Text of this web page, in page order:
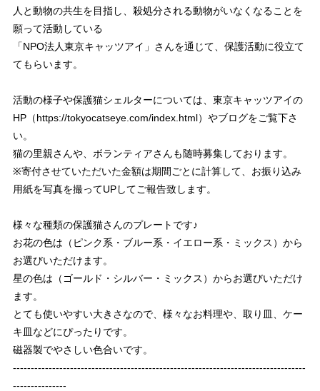
人と動物の共生を目指し、殺処分される動物がいなくなることを
願って活動している
「NPO法人東京キャッツアイ」さんを通じて、保護活動に役立て
てもらいます。
活動の様子や保護猫シェルターについては、東京キャッツアイの
HP（https://tokyocatseye.com/index.html）やブログをご覧下さ
い。
猫の里親さんや、ボランティアさんも随時募集しております。
※寄付させていただいた金額は期間ごとに計算して、お振り込み
用紙を写真を撮ってUPしてご報告致します。
様々な種類の保護猫さんのプレートです♪
お花の色は（ピンク系・ブルー系・イエロー系・ミックス）から
お選びいただけます。
星の色は（ゴールド・シルバー・ミックス）からお選びいただけ
ます。
とても使いやすい大きさなので、様々なお料理や、取り皿、ケー
キ皿などにぴったりです。
磁器製でやさしい色合いです。
----------------------------------------------------------------------------------
---------------